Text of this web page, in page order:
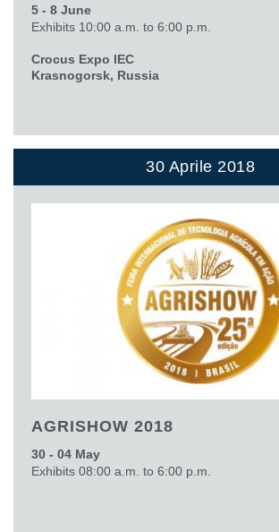
5 - 8 June
Exhibits 10:00 a.m. to 6:00 p.m.
Crocus Expo IEC
Krasnogorsk, Russia
30 Aprile 2018
AGRISHOW 2018
30 - 04 May
Exhibits 08:00 a.m. to 6:00 p.m.